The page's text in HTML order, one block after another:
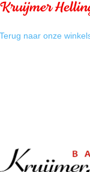
Terug naar onze